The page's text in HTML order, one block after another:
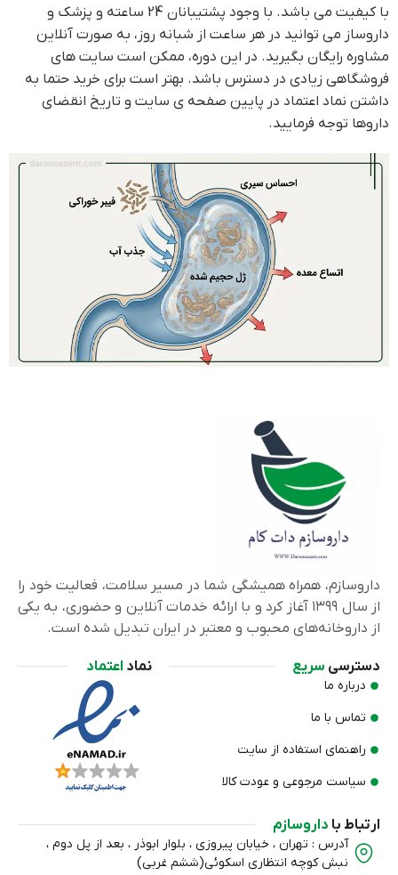
با کیفیت می باشد. با وجود پشتیبانان 24 ساعته و پزشک و
داروساز می توانید در هر ساعت از شبانه روز، به صورت آنلاین
مشاوره رایگان بگیرید. در این دوره، ممکن است سایت های
فروشگاهی زیادی در دسترس باشد. بهتر است برای خرید حتما به
داشتن نماد اعتماد در پایین صفحه ی سایت و تاریخ انقضای
داروها توجه فرمایید.
داروسازم، همراه همیشگی شما در مسیر سلامت، فعالیت خود را
از سال ۱۳۹۹ آغاز کرد و با ارائه خدمات آنلاین و حضوری، به یکی
از داروخانه‌های محبوب و معتبر در ایران تبدیل شده است.
دسترسی سریع
درباره ما
تماس با ما
راهنمای استفاده از سایت
سیاست مرجوعی و عودت کالا
ارتباط با داروسازم
آدرس : تهران ، خیابان پیروزی ، بلوار ابوذر ، بعد از پل دوم ،
نبش کوچه انتظاري اسکوئی(ششم غربی)
نماد اعتماد